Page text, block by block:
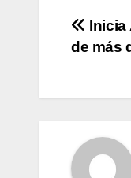
Inicia
de más